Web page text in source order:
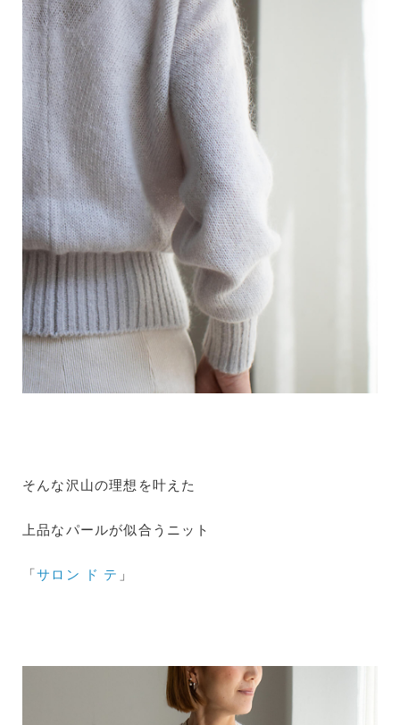
そんな沢山の理想を叶えた
上品なパールが似合うニット
「サロン ド テ 」